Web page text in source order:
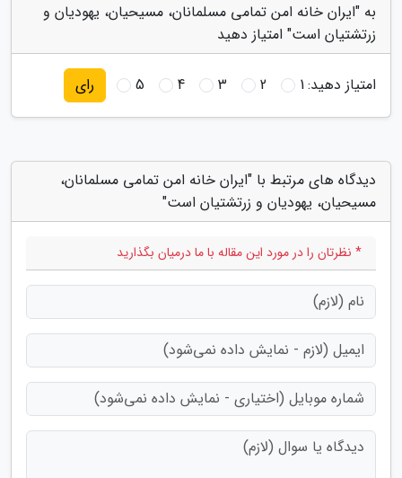
به "ایران خانه امن تمامی مسلمانان، مسیحیان، یهودیان و
زرتشتیان است" امتیاز دهید
امتیاز دهید:1
2
3
4
5 رای
دیدگاه های مرتبط با "ایران خانه امن تمامی مسلمانان،
مسیحیان، یهودیان و زرتشتیان است"
* نظرتان را در مورد این مقاله با ما درمیان بگذارید